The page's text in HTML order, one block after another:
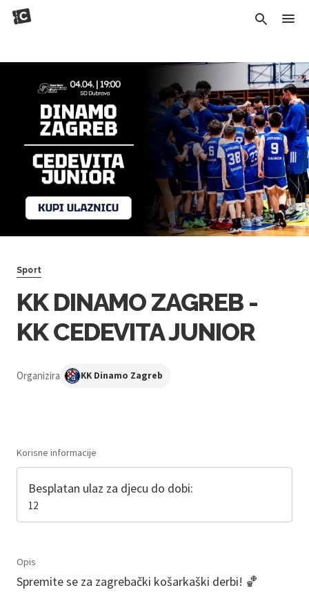
Sport
KK DINAMO ZAGREB -
KK CEDEVITA JUNIOR
Organizira KK Dinamo Zagreb
Korisne informacije
Besplatan ulaz za djecu do dobi:
12
Opis
Spremite se za zagrebački košarkaški derbi! 🏀